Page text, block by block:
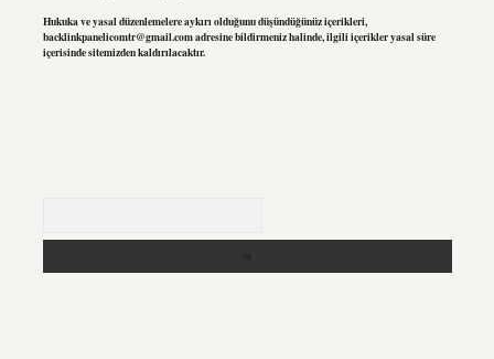
Hukuka ve yasal düzenlemelere aykırı olduğunu düşündüğünüz içerikleri,
backlinkpanelicomtr@gmail.comadresine bildirmeniz halinde, ilgili içerikler yasal süre
içerisinde sitemizden kaldırılacaktır.